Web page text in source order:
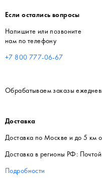
Если остались вопросы
Напишите или позвоните
нам по телефону
+7 800 777-06-67
Обрабатываем заказы
Доставка
Доставка по Москве и до 5 км
Доставка в регионы РФ:
Подробности